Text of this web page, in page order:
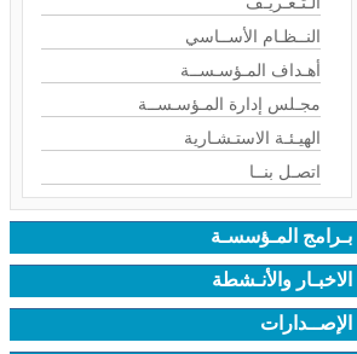
النــظـام الأســاسي
أهـداف المـؤسـســة
مجـلس إدارة المـؤسـســة
الهيـئـة الاستـشـارية
اتصـل بنــا
بـرامج المـؤسسـة
الاخبـار والأنـشطة
الإصــدارات